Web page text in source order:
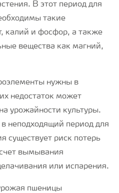
В этот период для
такие
калий и фосфор, а также
вещества как магний,
нужны в
недостаток может
урожайности культуры.
неподходящий период для
существует риск потерь
вымывания
или испарения.